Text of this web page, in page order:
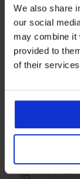
We also share
our social
may combine it
provided to
of their
8%
Kedvező
Munkanapokon
06 1 765